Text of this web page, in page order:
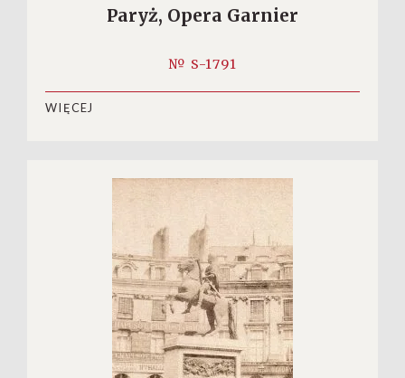
Paryż, Opera Garnier
№ S-1791
WIĘCEJ